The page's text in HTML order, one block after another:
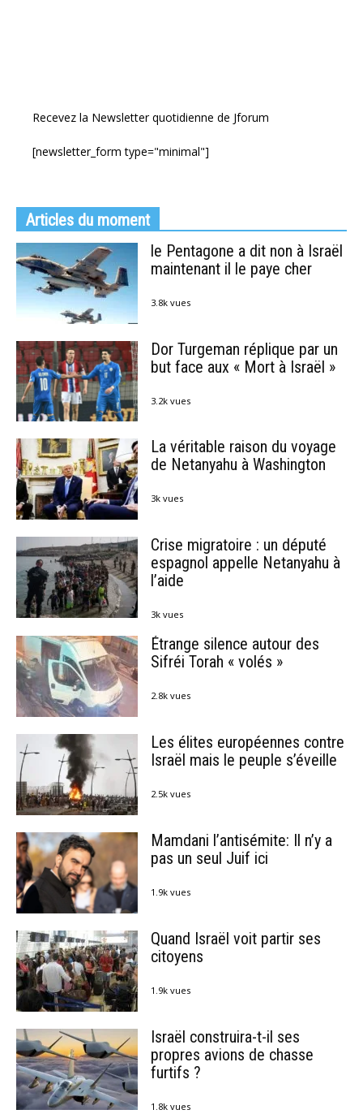
Recevez la Newsletter quotidienne de Jforum
[newsletter_form type="minimal"]
Articles du moment
le Pentagone a dit non à Israël
maintenant il le paye cher
3.8k vues
Dor Turgeman réplique par un
but face aux « Mort à Israël »
3.2k vues
La véritable raison du voyage
de Netanyahu à Washington
3k vues
Crise migratoire : un député
espagnol appelle Netanyahu à
l’aide
3k vues
Étrange silence autour des
Sifréi Torah « volés »
2.8k vues
Les élites européennes contre
Israël mais le peuple s’éveille
2.5k vues
Mamdani l’antisémite: Il n’y a
pas un seul Juif ici
1.9k vues
Quand Israël voit partir ses
citoyens
1.9k vues
Israël construira-t-il ses
propres avions de chasse
furtifs ?
1.8k vues